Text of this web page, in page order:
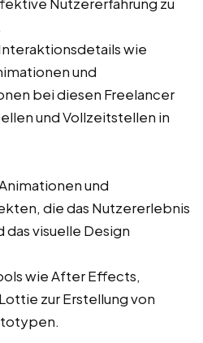
wie
und
bei diesen Freelancer
und Vollzeitstellen in
und
die das Nutzererlebnis
das visuelle Design
wie After Effects,
zur Erstellung von